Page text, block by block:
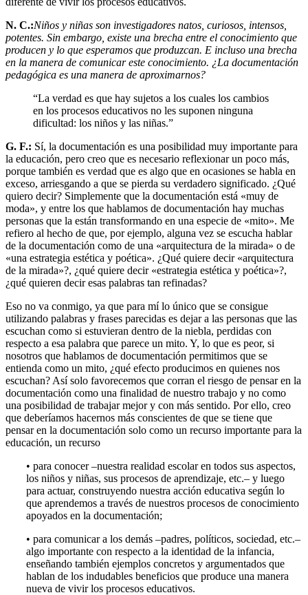
N. C.:Niños y niñas son investigadores natos, curiosos, intensos,
potentes. Sin embargo, existe una brecha entre el conocimiento que
producen y lo que esperamos que produzcan. E incluso una brecha
en la manera de comunicar este conocimiento. ¿La documentación
pedagógica es una manera de aproximarnos?
“La verdad es que hay sujetos a los cuales los cambios
en los procesos educativos no les suponen ninguna
dificultad: los niños y las niñas.”
G. F.: Sí, la documentación es una posibilidad muy importante para
la educación, pero creo que es necesario reflexionar un poco más,
porque también es verdad que es algo que en ocasiones se habla en
exceso, arriesgando a que se pierda su verdadero significado. ¿Qué
quiero decir? Simplemente que la documentación está «muy de
moda», y entre los que hablamos de documentación hay muchas
personas que la están transformando en una especie de «mito». Me
refiero al hecho de que, por ejemplo, alguna vez se escucha hablar
de la documentación como de una «arquitectura de la mirada» o de
«una estrategia estética y poética». ¿Qué quiere decir «arquitectura
de la mirada»?, ¿qué quiere decir «estrategia estética y poética»?,
¿qué quieren decir esas palabras tan refinadas?
Eso no va conmigo, ya que para mí lo único que se consigue
utilizando palabras y frases parecidas es dejar a las personas que las
escuchan como si estuvieran dentro de la niebla, perdidas con
respecto a esa palabra que parece un mito. Y, lo que es peor, si
nosotros que hablamos de documentación permitimos que se
entienda como un mito, ¿qué efecto producimos en quienes nos
escuchan? Así solo favorecemos que corran el riesgo de pensar en la
documentación como una finalidad de nuestro trabajo y no como
una posibilidad de trabajar mejor y con más sentido. Por ello, creo
que deberíamos hacernos más conscientes de que se tiene que
pensar en la documentación solo como un recurso importante para la
educación, un recurso
• para conocer–nuestra realidad escolar en todos sus aspectos,
los niños y niñas, sus procesos de aprendizaje, etc.– y luego
para actuar, construyendo nuestra acción educativa según lo
que aprendemos a través de nuestros procesos de conocimiento
apoyados en la documentación;
• para comunicara los demás –padres, políticos, sociedad, etc.–
algo importante con respecto a la identidad de la infancia,
enseñando también ejemplos concretos y argumentados que
hablan de los indudables beneficios que produce una manera
nueva de vivir los procesos educativos.